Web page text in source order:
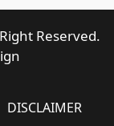
Reserved.
DISCLAIMER